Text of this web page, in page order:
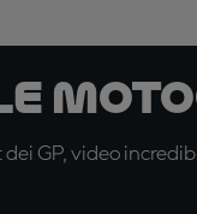
GP, video